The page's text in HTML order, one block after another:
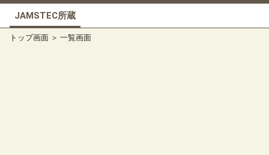
JAMSTEC所蔵
トップ画面 一覧画面